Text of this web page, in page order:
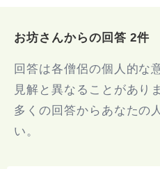
お坊さんからの回答 2件
回答は各僧侶の個人的な
見解と異なることがあり
多くの回答からあなたの
い。